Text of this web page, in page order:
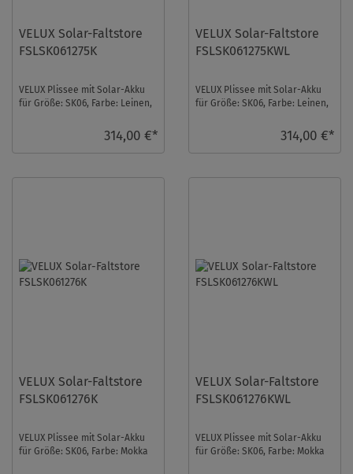
VELUX Solar-Faltstore
FSLSK061275K
VELUX Plissee mit Solar-Akku
für Größe: SK06, Farbe: Leinen,
314,00 €*
VELUX Solar-Faltstore
FSLSK061275KWL
VELUX Plissee mit Solar-Akku
für Größe: SK06, Farbe: Leinen,
314,00 €*
VELUX Solar-Faltstore
FSLSK061276K
VELUX Plissee mit Solar-Akku
für Größe: SK06, Farbe: Mokka
VELUX Solar-Faltstore
FSLSK061276KWL
VELUX Plissee mit Solar-Akku
für Größe: SK06, Farbe: Mokka